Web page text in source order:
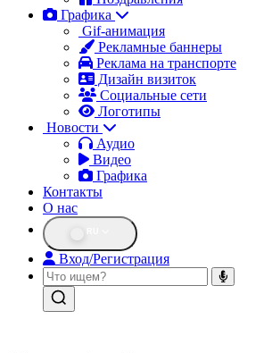
Графика
Gif-анимация
Рекламные баннеры
Реклама на транспорте
Дизайн визиток
Социальные сети
Логотипы
Новости
Аудио
Видео
Графика
Контакты
О нас
Вход/Регистрация